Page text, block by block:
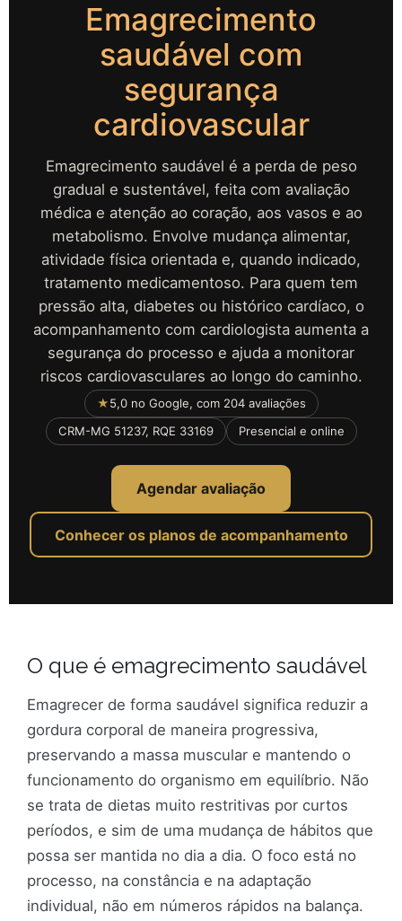
Emagrecimento
saudável com
segurança
cardiovascular
Emagrecimento saudável é a perda de peso
gradual e sustentável, feita com avaliação
médica e atenção ao coração, aos vasos e ao
metabolismo. Envolve mudança alimentar,
atividade física orientada e, quando indicado,
tratamento medicamentoso. Para quem tem
pressão alta, diabetes ou histórico cardíaco, o
acompanhamento com cardiologista aumenta a
segurança do processo e ajuda a monitorar
riscos cardiovasculares ao longo do caminho.
★5,0 no Google, com 204 avaliações
CRM-MG 51237, RQE 33169
Presencial e online
Agendar avaliação
Conhecer os planos de acompanhamento
O que é emagrecimento saudável
Emagrecer de forma saudável significa reduzir a
gordura corporal de maneira progressiva,
preservando a massa muscular e mantendo o
funcionamento do organismo em equilíbrio. Não
se trata de dietas muito restritivas por curtos
períodos, e sim de uma mudança de hábitos que
possa ser mantida no dia a dia. O foco está no
processo, na constância e na adaptação
individual, não em números rápidos na balança.